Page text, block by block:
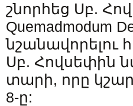
շնորհեց Սբ.
Quemadmodum
նշանավորելու
Սբ. Հովսեփին
տարի, որը
8-ը: